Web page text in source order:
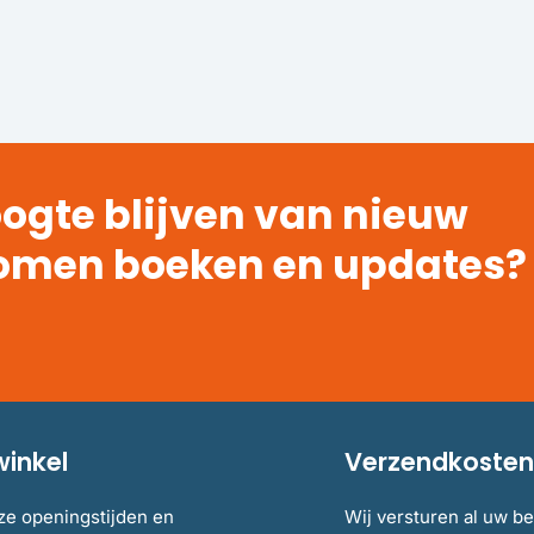
blijven van nieuw
boeken en updates?
openingstijden en Wij versturen al uw